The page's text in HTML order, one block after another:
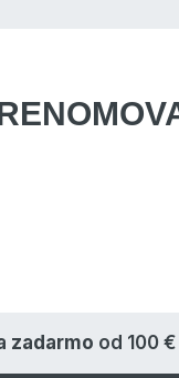
zadarmo od 100 €